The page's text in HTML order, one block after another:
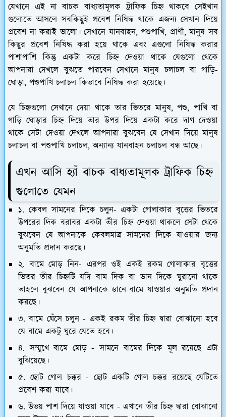
যেখানে এই না বাচক বাধ্যতামূলক ট্রাফিক চিহ্ন থাকবে সেইখান
গুলোতে আসলে সবকিছুই প্রবেশ নিষিদ্ধ থাকে এজন্য সেখান দিয়ে
প্রবেশ না করাই ভালো। সেখানে যানবাহন, পশুপাখি, প্রাণী, মানুষ সব
কিছুর প্রবেশ নিষিদ্ধ করা হয়ে থাকে এবং এগুলো নিষিদ্ধ করার
পাশাপাশি কিন্তু একটা করে চিহ্ন দেওয়া থাকে যেগুলো থেকে
আপনারা দেখলে বুঝতে পারবেন সেখানে মানুষ চলাচল বা গাড়ি-
ঘোড়া, পশুপাখি চলাচল কিভাবে নিষিদ্ধ করা হয়েছে।
যে চিহ্নগুলো সেখানে দেয়া থাকে তার ভিতরে মানুষ, পশু, পাখি বা
গাড়ি ঘোড়ার চিহ্ন দিয়ে তার উপর দিয়ে একটা করে দাগ দেওয়া
থাকে সেটা দেওয়া দেখলে আপনারা বুঝবেন যে সেখান দিয়ে মানুষ
চলাচল বা পশুপাখি চলাচল, অন্যান্য যানবাহন চলাচল বন্ধ আছে।
এখন আসি হ্যাঁ বাচক বাধ্যতামূলক ট্রাফিক চিহ্ন
গুলোতে যেমন
১. কেবল সামনের দিকে চলুন- একটা গোলাকার বৃত্তের ভিতরে
উপরের দিক বরাবর একটা তীর চিহ্ন দেওয়া থাকলে সেটা থেকে
বুঝবেন যে আপনাকে কেবলমাত্র সামনের দিকে যাওয়ার জন্য
অনুমতি প্রদান করছে।
২. বামে মোড় নিন- এরপর ওই একই রকম গোলাকার বৃত্তের
ভিতর তীর চিহ্নটি যদি বাম দিক বা ডান দিকে ঘুরানো থাকে
তাহলে বুঝবেন যে আপনাকে ডানে-বামে যাওয়ার অনুমতি প্রদান
করছে।
৩. বামে ঘেঁসে চলুন - একই রকম তীর চিহ্ন দ্বারা বোঝানো হবে
যে বামে একটু ঘুরে যেতে হবে।
৪. সম্মুখে বামে মোড় - সামনে বামের দিকে মূল রয়েছে এটা
বুঝিয়েছে।
৫. ছোট গোল চক্কর - ছোট একটি গোল চক্কর রয়েছে যেটিতে
প্রবেশ করা যাবে।
৬. উভয় পাশ দিয়ে যাওয়া যাবে - এখানে তীর চিহ্ন দ্বারা বোঝানো